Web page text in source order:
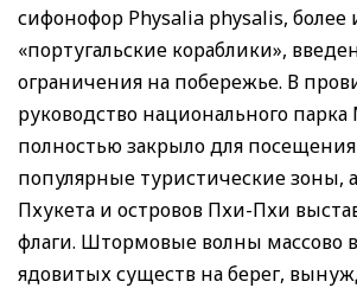
сифонофор Physalia physalis, более
«португальские кораблики»,
ограничения на побережье. В
руководство национального парка
полностью закрыло для
популярные туристические зоны,
Пхукета и островов Пхи-Пхи
флаги. Штормовые волны массово
ядовитых существ на берег,